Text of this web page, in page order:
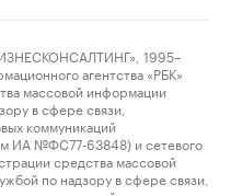
1995–
агентства «РБК»
массовой информации
в сфере связи,
коммуникаций
ИА №ФС77-63848) и сетевого
средства массовой
по надзору в сфере связи,